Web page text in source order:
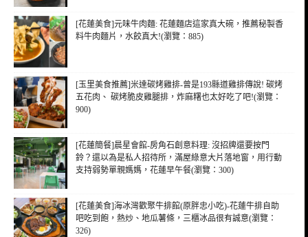
[花蓮美食]元味牛肉麵: 花蓮麵店這家真大碗，推薦秘製香
料牛肉麵片，水餃真大!(瀏覽：885)
[玉里美食推薦]米達碳烤雞排-曾是193縣道雞排傳說! 碳烤
五花肉、 碳烤脆皮雞腿排，炸麻糬也太好吃了吧!(瀏覽：
900)
[花蓮簡餐]晨星會館-房角石創意料理: 沒招牌還要按門
鈴？還以為是私人招待所，滿屋綠意大片落地窗，用行動
支持弱勢單親媽媽，花蓮早午餐(瀏覽：300)
[花蓮美食]海冰灣歡聚牛排館(原胖忠小吃)-花蓮牛排自助
吧吃到飽，熱炒、地瓜薯條，三櫃冰品很有誠意(瀏覽：
326)